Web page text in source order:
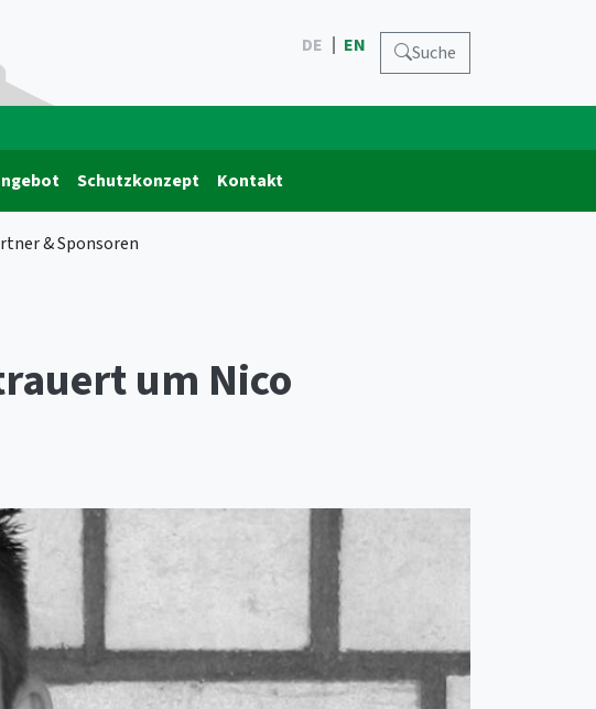
DE EN Suche
Schutzkonzept Kontakt
& Sponsoren
um Nico